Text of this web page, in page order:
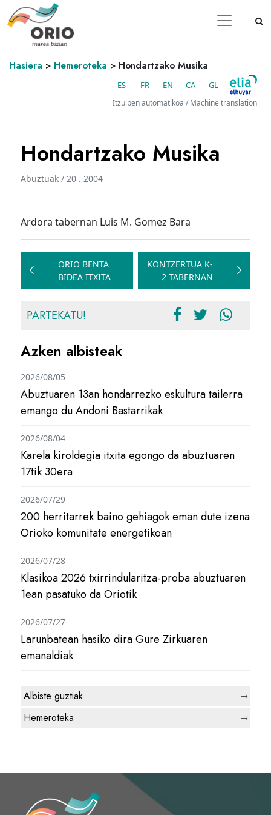
Hasiera > Hemeroteka > Hondartzako Musika
ES FR EN CA GL
Itzulpen automatikoa / Machine translation
Hondartzako Musika
Abuztuak / 20 . 2004
Ardora tabernan Luis M. Gomez Bara
Bidalketetan
zehar
nabigatu
ORIO BENTA
BIDEA ITXITA
KONTZERTUA K-
2 TABERNAN
PARTEKATU!
Azken albisteak
Abuztuaren 13an hondarrezko eskultura tailerra
emango du Andoni Bastarrikak
2026/08/05
Karela kiroldegia itxita egongo da abuztuaren
17tik 30era
2026/08/04
200 herritarrek baino gehiagok eman dute izena
Orioko komunitate energetikoan
2026/07/29
Klasikoa 2026 txirrindularitza-proba abuztuaren
1ean pasatuko da Oriotik
2026/07/28
Larunbatean hasiko dira Gure Zirkuaren
emanaldiak
2026/07/27
Albiste guztiak
Hemeroteka